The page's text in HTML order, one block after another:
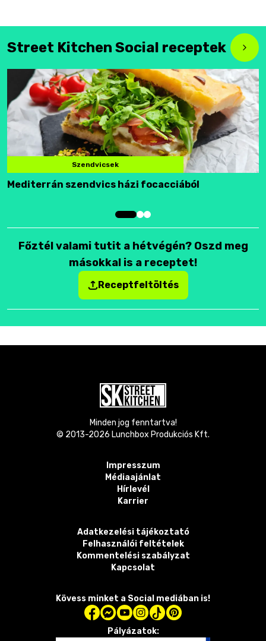
Street Kitchen Social receptek
Szendvicsek
Mediterrán szendvics házi focacciából
Főztél valami tutit a hétvégén? Oszd meg
másokkal is a receptet!
Receptfeltöltés
Minden jog fenntartva!
© 2013-2026 Lunchbox Produkciós Kft.
Impresszum
Médiaajánlat
Hírlevél
Karrier
Adatkezelési tájékoztató
Felhasználói feltételek
Kommentelési szabályzat
Kapcsolat
Kövess minket a Social mediában is!
Pályázatok: